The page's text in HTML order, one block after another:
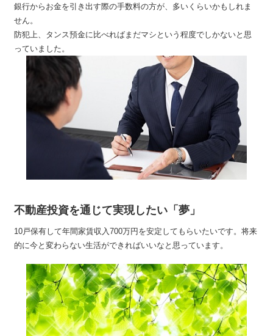
銀行からお金を引き出す際の手数料の方が、多いくらいかもしれま
せん。
防犯上、タンス預金に比べればまだマシという程度でしかないと思
っていました。
不動産投資を通じて実現したい「夢」
10戸保有して年間家賃収入700万円を安定してもらいたいです。将来
的に今と変わらない生活ができればいいなと思っています。